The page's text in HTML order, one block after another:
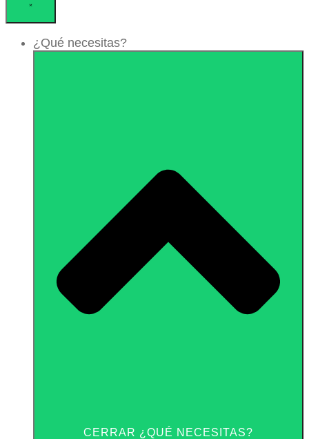
¿Qué necesitas?
CERRAR ¿QUÉ NECESITAS?